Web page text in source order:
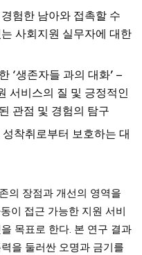
험한 남아와 접촉할 수
사회지원 실무자에 대한
‘생존자들 과의 대화’ –
서비스의 질 및 긍정적인
관점 및 경험의 탐구
착취로부터 보호하는 대
의 장점과 개선의 영역을
이 접근 가능한 지원 서비
목표로 한다. 본 연구 결과
을 둘러싼 오명과 금기를